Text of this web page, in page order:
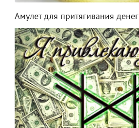
Амулет для притягивания денег